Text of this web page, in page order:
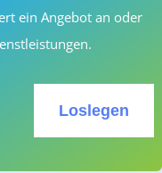
ein Angebot an oder
Loslegen